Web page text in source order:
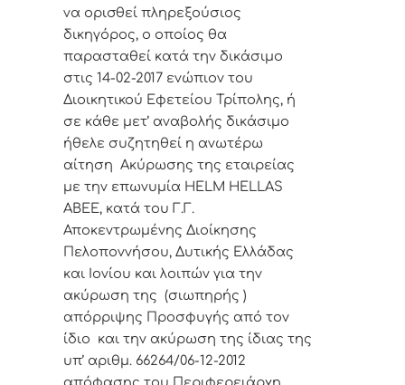
να ορισθεί πληρεξούσιος
δικηγόρος, ο οποίος θα
παρασταθεί κατά την δικάσιμο
στις 14-02-2017 ενώπιον του
Διοικητικού Εφετείου Τρίπολης, ή
σε κάθε μετ’ αναβολής δικάσιμο
ήθελε συζητηθεί η ανωτέρω
αίτηση Ακύρωσης της εταιρείας
με την επωνυμία HELM HELLAS
ABEE, κατά του Γ.Γ.
Αποκεντρωμένης Διοίκησης
Πελοποννήσου, Δυτικής Ελλάδας
και Ιονίου και λοιπών για την
ακύρωση της (σιωπηρής )
απόρριψης Προσφυγής από τον
ίδιο και την ακύρωση της ίδιας της
υπ’ αριθμ. 66264/06-12-2012
απόφασης του Περιφερειάρχη